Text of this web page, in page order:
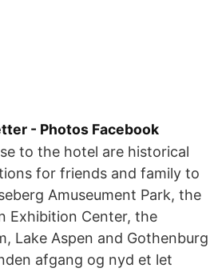
- Photos Facebook
to the hotel are historical
for friends and family to
Amuseument Park, the
Exhibition Center, the
Lake Aspen and Gothenburg
afgang og nyd et let